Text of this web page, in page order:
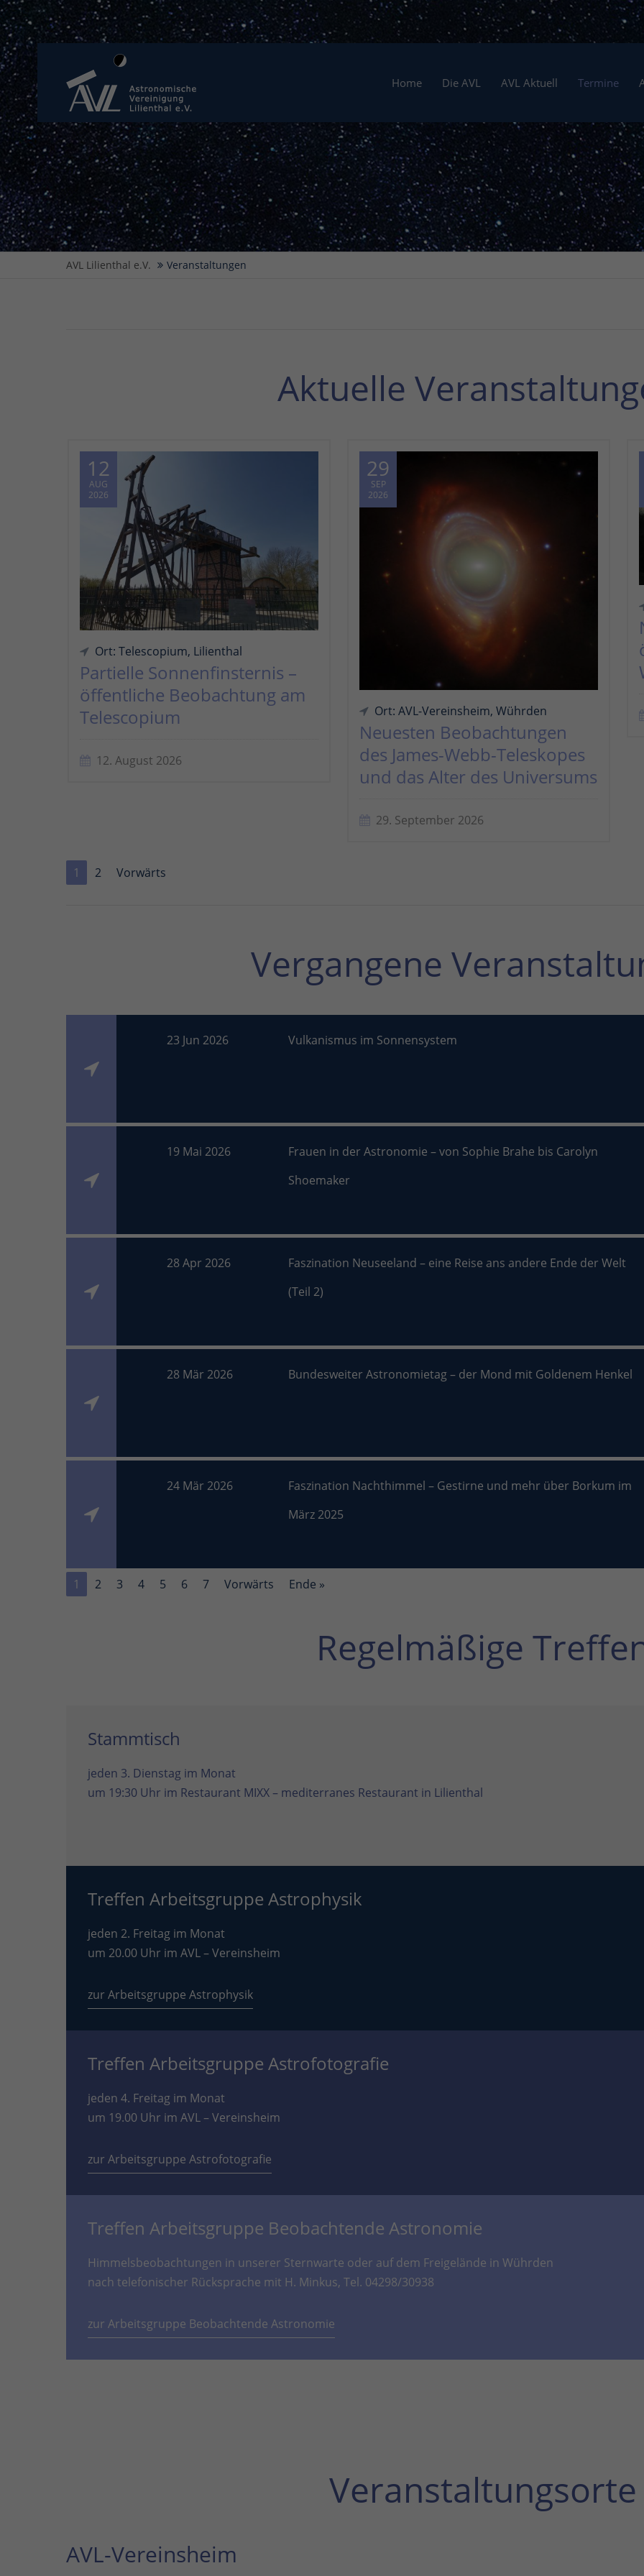
Home Die AVL AVL Aktuell Termine
AVL Lilienthal e.V. Veranstaltungen
Aktuelle
12
AUG
2026
Ort: Telescopium, Lilienthal
Partielle Sonnenfinsternis –
öffentliche Beobachtung am
Telescopium
12. August 2026
29
SEP
2026
Ort: AVL-Vereinsheim, Wührden
Neuesten Beobachtungen
des James-Webb-Teleskopes
und das Alter des Universums
29. September 2026
1 2 Vorwärts
Vergangene
23 Jun 2026 Vulkanismus im Sonnensystem
19 Mai 2026
Frauen in der Astronomie – von Sophie Brahe bis Carolyn
Shoemaker
28 Apr 2026
Faszination Neuseeland – eine Reise ans andere Ende der Welt
(Teil 2)
28 Mär 2026 Bundesweiter Astronomietag – der Mond mit Goldenem Henkel
24 Mär 2026
Faszination Nachthimmel – Gestirne und mehr über Borkum im
März 2025
1 2 3 4 5 6 7 Vorwärts Ende »
Regelmäßige
Stammtisch
jeden 3. Dienstag im Monat
um 19:30 Uhr im Restaurant MIXX – mediterranes Restaurant in Lilienthal
Treffen Arbeitsgruppe Astrophysik
jeden 2. Freitag im Monat
um 20.00 Uhr im AVL – Vereinsheim
zur Arbeitsgruppe Astrophysik
Treffen Arbeitsgruppe Astrofotografie
jeden 4. Freitag im Monat
um 19.00 Uhr im AVL – Vereinsheim
zur Arbeitsgruppe Astrofotografie
Treffen Arbeitsgruppe Beobachtende Astronomie
Himmelsbeobachtungen in unserer Sternwarte oder auf dem Freigelände in Wührden
nach telefonischer Rücksprache mit H. Minkus, Tel. 04298/30938
zur Arbeitsgruppe Beobachtende Astronomie
Veranstaltungsorte
AVL-Vereinsheim